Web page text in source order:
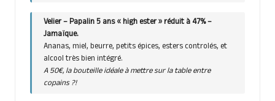
Velier – Papalin 5 ans « high ester » réduit à 47% –
Jamaïque.
Ananas, miel, beurre, petits épices, esters controlés, et
alcool très bien intégré.
A 50€, la bouteille idéale à mettre sur la table entre
copains ?!